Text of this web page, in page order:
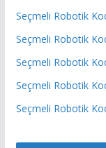
Seçmeli Robotik
Seçmeli Robotik
Seçmeli Robotik
Seçmeli Robotik
Seçmeli Robotik